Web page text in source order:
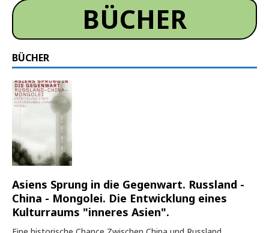
BÜCHER
BÜCHER
Asiens Sprung in die Gegenwart. Russland -
China - Mongolei. Die Entwicklung eines
Kulturraums "inneres Asien".